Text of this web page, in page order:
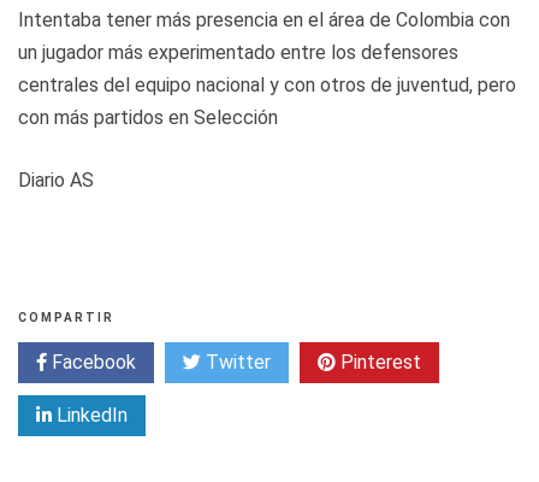
Intentaba tener más presencia en el área de Colombia con
un jugador más experimentado entre los defensores
centrales del equipo nacional y con otros de juventud, pero
con más partidos en Selección
Diario AS
COMPARTIR
Facebook Twitter Pinterest
LinkedIn